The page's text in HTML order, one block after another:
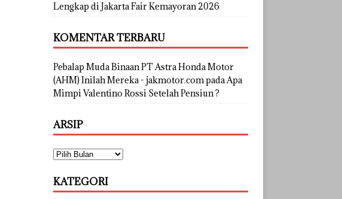
Lengkap di Jakarta Fair Kemayoran 2026
KOMENTAR TERBARU
Pebalap Muda Binaan PT Astra Honda Motor
(AHM) Inilah Mereka - jakmotor.compadaApa
Mimpi Valentino Rossi Setelah Pensiun ?
ARSIP
KATEGORI